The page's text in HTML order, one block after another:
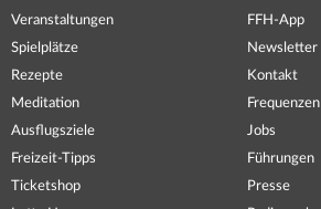
Veranstaltungen
Spielplätze
Rezepte
Meditation
Ausflugsziele
Freizeit-Tipps
Ticketshop
FFH-App
Newsletter
Kontakt
Frequenzen
Jobs
Führungen
Presse